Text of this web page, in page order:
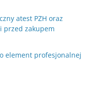
atest PZH oraz
przed zakupem
element profesjonalnej